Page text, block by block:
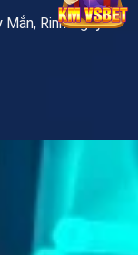
Rinh Ngay